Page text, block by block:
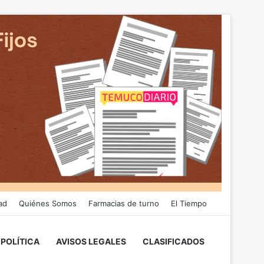
Quiénes Somos Farmacias de turno El Tiempo
POLÍTICA AVISOS LEGALES CLASIFICADOS